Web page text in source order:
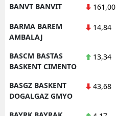
BANVT BANVIT 161,00
BARMA BAREM
AMBALAJ
14,84
BASCM BASTAS
BASKENT CIMENTO
13,34
BASGZ BASKENT
DOGALGAZ GMYO
43,68